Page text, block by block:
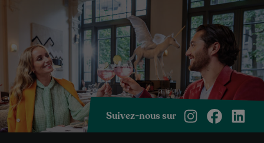
Suivez-nous sur